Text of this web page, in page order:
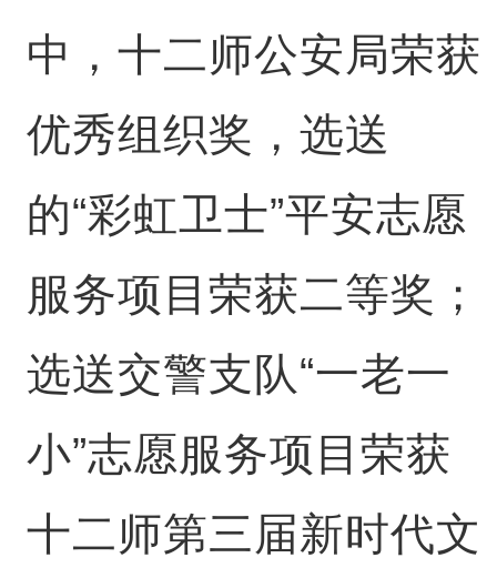
中，十二师公安局荣获
优秀组织奖，选送
的“彩虹卫士”平安志愿
服务项目荣获二等奖；
选送交警支队“一老一
小”志愿服务项目荣获
十二师第三届新时代文